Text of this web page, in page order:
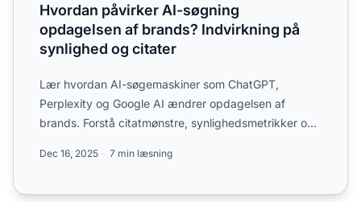
Hvordan påvirker AI-søgning
opdagelsen af brands? Indvirkning på
synlighed og citater
Lær hvordan AI-søgemaskiner som ChatGPT,
Perplexity og Google AI ændrer opdagelsen af
brands. Forstå citatmønstre, synlighedsmetrikker og
Dec 16, 2025 7 min læsning